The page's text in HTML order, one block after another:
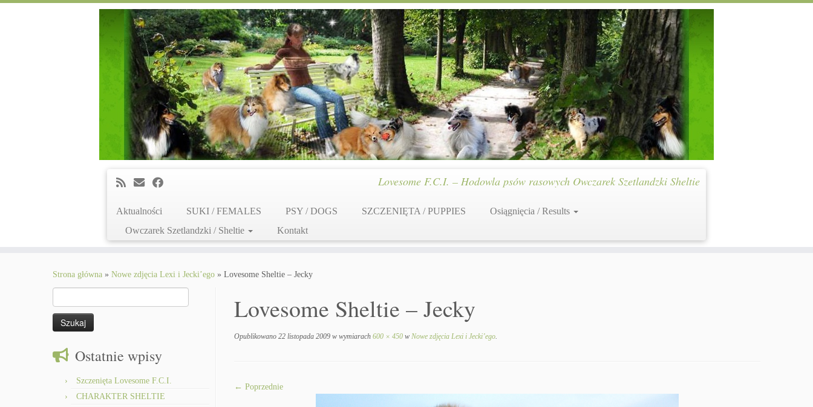
Lovesome F.C.I. – Hodowla psów rasowych Owczarek Szetlandzki Sheltie
Aktualności SUKI / FEMALES PSY / DOGS SZCZENIĘTA / PUPPIES
Osiągnięcia / Results
Owczarek Szetlandzki / Sheltie
Kontakt
Strona główna » Nowe zdjęcia Lexi i Jecki’ego » Lovesome Sheltie – Jecky
Ostatnie wpisy
Szczenięta Lovesome F.C.I.
CHARAKTER SHELTIE
Lovesome Sheltie – Jecky
Opublikowano 22 listopada 2009 w wymiarach 600 × 450 w Nowe zdjęcia Lexi i Jecki’ego.
← Poprzednie